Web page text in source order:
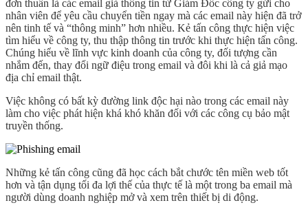
đơn thuần là các email giả thông tin từ Giám Đốc công ty gửi cho
nhân viên để yêu cầu chuyển tiền ngay mà các email này hiện đã trở
nên tinh tế và “thông minh” hơn nhiều. Kẻ tấn công thực hiện việc
tìm hiểu về công ty, thu thập thông tin trước khi thực hiện tấn công.
Chúng hiểu về lĩnh vực kinh doanh của công ty, đối tượng cần
nhắm đến, thay đổi ngữ điệu trong email và đôi khi là cả giả mạo
địa chỉ email thật.
Việc không có bất kỳ đường link độc hại nào trong các email này
làm cho việc phát hiện khá khó khăn đối với các công cụ bảo mật
truyền thống.
Những kẻ tấn công cũng đã học cách bắt chước tên miền web tốt
hơn và tận dụng tối đa lợi thế của thực tế là một trong ba email mà
người dùng doanh nghiệp mở và xem trên thiết bị di động.